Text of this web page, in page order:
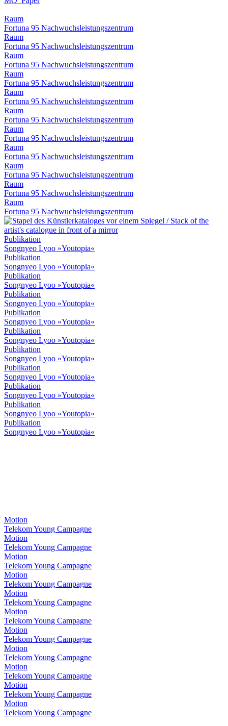
Raum
Fortuna 95 Nachwuchsleistungszentrum
Raum
Fortuna 95 Nachwuchsleistungszentrum
Raum
Fortuna 95 Nachwuchsleistungszentrum
Raum
Fortuna 95 Nachwuchsleistungszentrum
Raum
Fortuna 95 Nachwuchsleistungszentrum
Raum
Fortuna 95 Nachwuchsleistungszentrum
Raum
Fortuna 95 Nachwuchsleistungszentrum
Raum
Fortuna 95 Nachwuchsleistungszentrum
Raum
Fortuna 95 Nachwuchsleistungszentrum
Raum
Fortuna 95 Nachwuchsleistungszentrum
Raum
Fortuna 95 Nachwuchsleistungszentrum
Publikation
Songnyeo Lyoo »Youtopia«
Publikation
Songnyeo Lyoo »Youtopia«
Publikation
Songnyeo Lyoo »Youtopia«
Publikation
Songnyeo Lyoo »Youtopia«
Publikation
Songnyeo Lyoo »Youtopia«
Publikation
Songnyeo Lyoo »Youtopia«
Publikation
Songnyeo Lyoo »Youtopia«
Publikation
Songnyeo Lyoo »Youtopia«
Publikation
Songnyeo Lyoo »Youtopia«
Publikation
Songnyeo Lyoo »Youtopia«
Publikation
Songnyeo Lyoo »Youtopia«
Motion
Telekom Young Campagne
Motion
Telekom Young Campagne
Motion
Telekom Young Campagne
Motion
Telekom Young Campagne
Motion
Telekom Young Campagne
Motion
Telekom Young Campagne
Motion
Telekom Young Campagne
Motion
Telekom Young Campagne
Motion
Telekom Young Campagne
Motion
Telekom Young Campagne
Motion
Telekom Young Campagne